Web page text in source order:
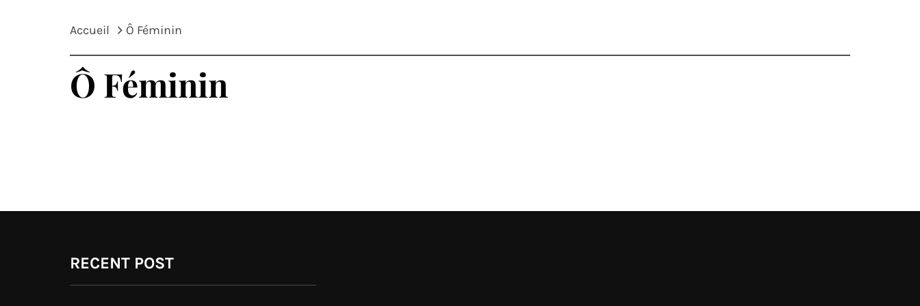
Accueil Ô Féminin
Ô Féminin
RECENT POST